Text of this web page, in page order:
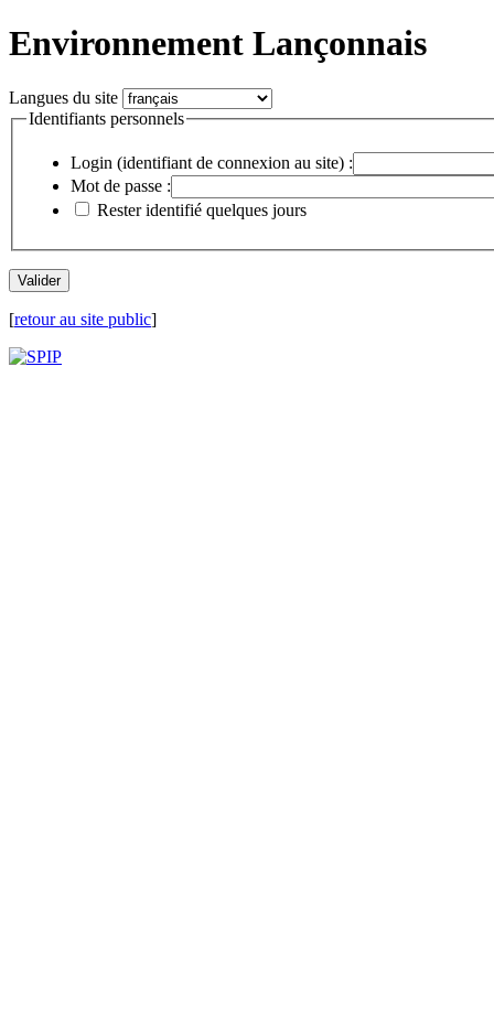
Environnement Lançonnais
Langues du site
Identifiants personnels
Login (identifiant de connexion au site) :
Mot de passe :
Rester identifié quelques jours
[retour au site public]